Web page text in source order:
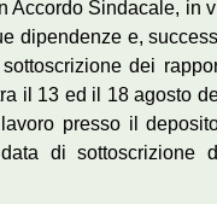
Accordo Sindacale, in
dipendenze e,
dei
il 13 ed il 18 agosto
presso il
di sottoscrizione